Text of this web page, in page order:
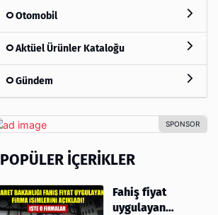
Otomobil
Aktüel Ürünler Kataloğu
Gündem
POPÜLER İÇERIKLER
Fahiş fiyat
uygulayan